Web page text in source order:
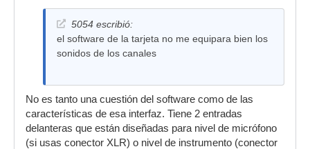
5054 escribió:
el software de la tarjeta no me equipara bien los
sonidos de los canales
No es tanto una cuestión del software como de las
características de esa interfaz. Tiene 2 entradas
delanteras que están diseñadas para nivel de micrófono
(si usas conector XLR) o nivel de instrumento (conector